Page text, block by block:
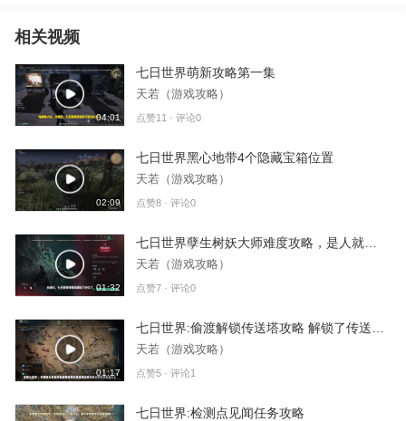
相关视频
04:01
七日世界萌新攻略第一集
天若（游戏攻略）
点赞11 · 评论0
02:09
七日世界黑心地带4个隐藏宝箱位置
天若（游戏攻略）
点赞8 · 评论0
01:32
天若（游戏攻略）
点赞7 · 评论0
01:17
天若（游戏攻略）
点赞5 · 评论1
七日世界:检测点见闻任务攻略